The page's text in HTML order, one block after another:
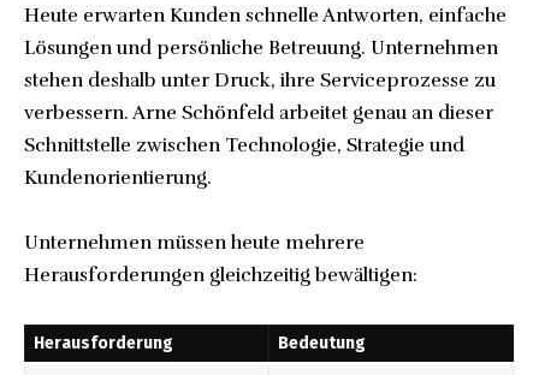
Heute erwarten Kunden schnelle Antworten, einfache
Lösungen und persönliche Betreuung. Unternehmen
stehen deshalb unter Druck, ihre Serviceprozesse zu
verbessern. Arne Schönfeld arbeitet genau an dieser
Schnittstelle zwischen Technologie, Strategie und
Kundenorientierung.
Unternehmen müssen heute mehrere
Herausforderungen gleichzeitig bewältigen:
Herausforderung Bedeutung